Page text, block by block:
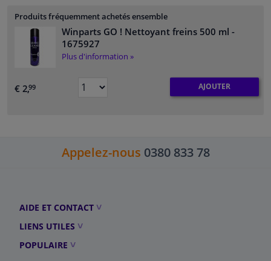
Produits fréquemment achetés ensemble
Winparts GO ! Nettoyant freins 500 ml -
1675927
Plus d'information »
€ 2,99 AJOUTER
Appelez-nous 0380 833 78
AIDE ET CONTACT
LIENS UTILES
POPULAIRE